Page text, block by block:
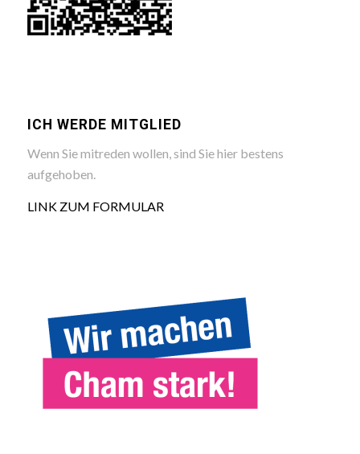
ICH WERDE MITGLIED
Wenn Sie mitreden wollen, sind Sie hier bestens
aufgehoben.
LINK ZUM FORMULAR